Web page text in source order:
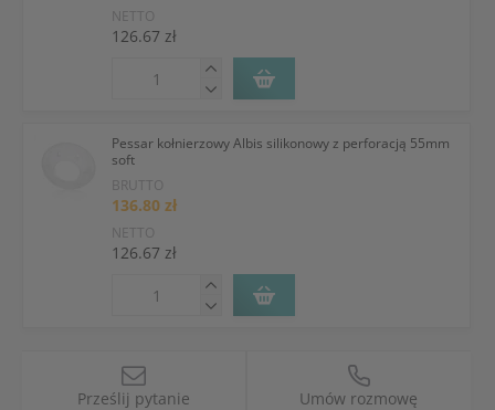
NETTO
126.67 zł
Pessar kołnierzowy Albis silikonowy z perforacją 55mm
soft
BRUTTO
136.80 zł
NETTO
126.67 zł
Prześlij pytanie Umów rozmowę